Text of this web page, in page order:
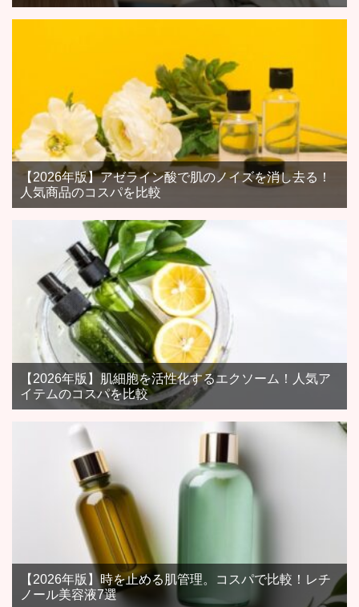
【2026年版】アゼライン酸で肌のノイズを消し去る！
人気商品のコスパを比較
【2026年版】肌細胞を活性化するエクソーム！人気ア
イテムのコスパを比較
【2026年版】時を止める肌管理。コスパで比較！レチ
ノール美容液7選